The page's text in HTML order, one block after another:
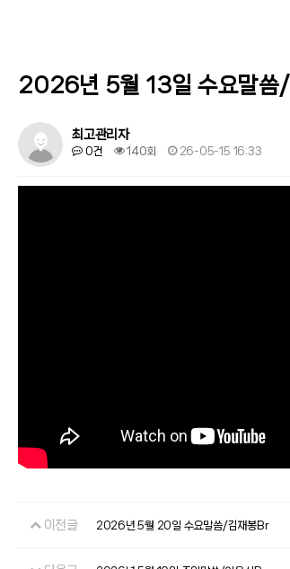
2026년 5월 13일 수요말씀/
최고관리자
0건 140회 26-05-15 16:33
이전글 2026년 5월 20일 수요말씀/김재봉Br